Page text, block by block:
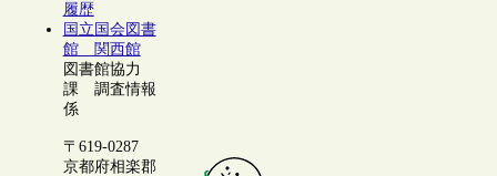
履歴
国立国会図書
館 関西館
図書館協力
課 調査情報
係
〒619-0287
京都府相楽郡